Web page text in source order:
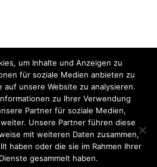
um Inhalte und Anzeigen zu
für soziale Medien anbieten zu
unsere Website zu analysieren.
zu Ihrer Verwendung
Partner für soziale Medien,
Unsere Partner führen diese
mit weiteren Daten zusammen,
haben oder die sie im Rahmen Ihrer
gesammelt haben.